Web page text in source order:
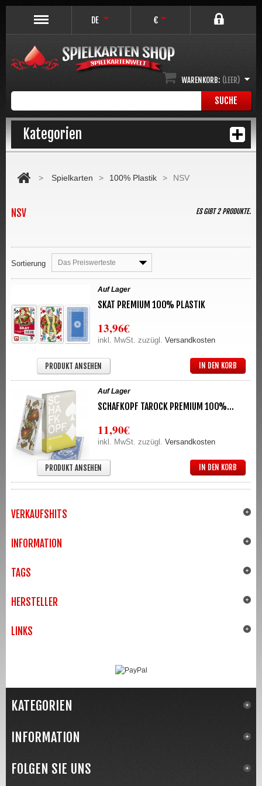
DE €
SUCHE
WARENKORB: (LEER)
Kategorien
> Spielkarten > 100% Plastik > NSV
NSV ES GIBT 2 PRODUKTE.
Sortierung Das Preiswerteste
Auf Lager
SKAT PREMIUM 100% PLASTIK
13,96€
inkl. MwSt. zuzügl. Versandkosten
IN DEN KORB
PRODUKT ANSEHEN
Auf Lager
SCHAFKOPF TAROCK PREMIUM 100%...
11,90€
inkl. MwSt. zuzügl. Versandkosten
IN DEN KORB
PRODUKT ANSEHEN
VERKAUFSHITS
INFORMATION
TAGS
HERSTELLER
LINKS
KATEGORIEN
INFORMATION
FOLGEN SIE UNS